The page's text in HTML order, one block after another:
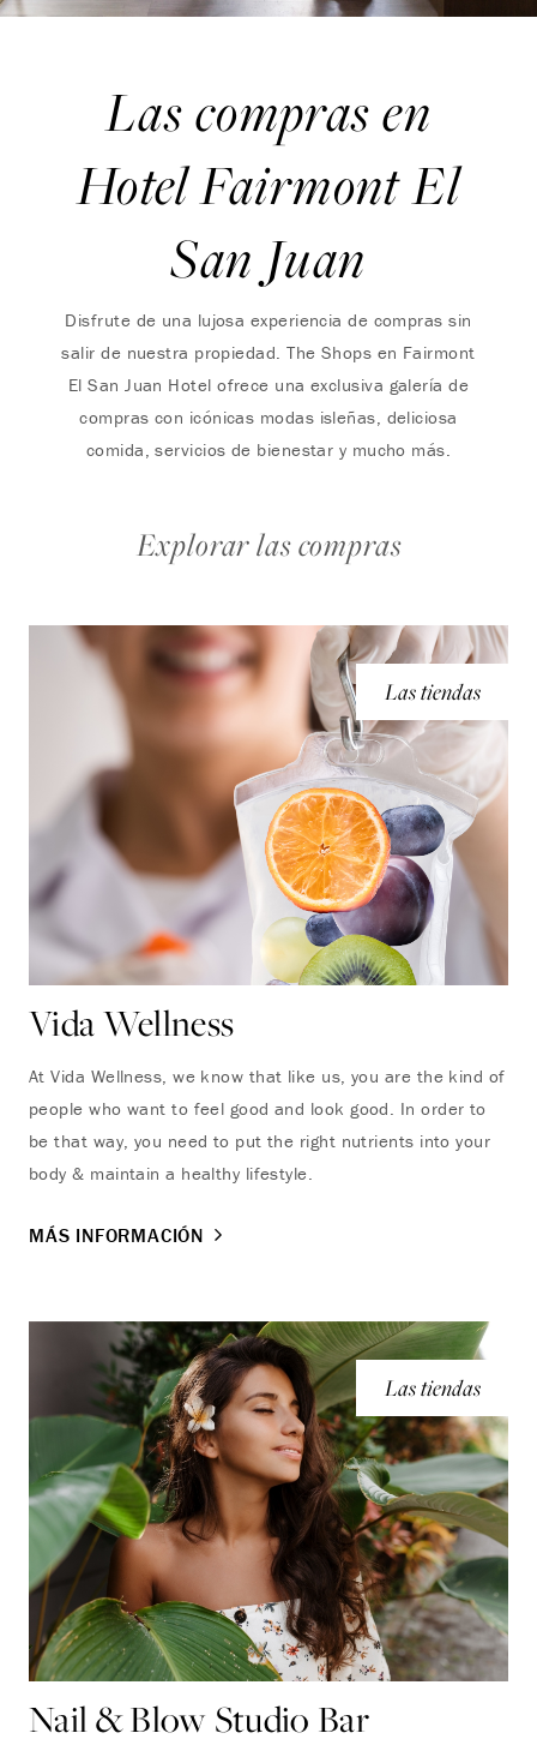
Las compras en
Hotel Fairmont El
San Juan
Disfrute de una lujosa experiencia de compras sin
salir de nuestra propiedad. The Shops en Fairmont
El San Juan Hotel ofrece una exclusiva galería de
compras con icónicas modas isleñas, deliciosa
comida, servicios de bienestar y mucho más.
Explorar las compras
Las tiendas
Vida Wellness
At Vida Wellness, we know that like us, you are the kind of
people who want to feel good and look good. In order to
be that way, you need to put the right nutrients into your
body & maintain a healthy lifestyle.
MÁS INFORMACIÓN
Las tiendas
Nail & Blow Studio Bar